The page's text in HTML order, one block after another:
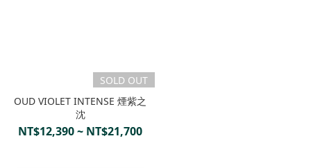
SOLD OUT
OUD VIOLET INTENSE 煙紫之
沈
NT$12,390 ~ NT$21,700